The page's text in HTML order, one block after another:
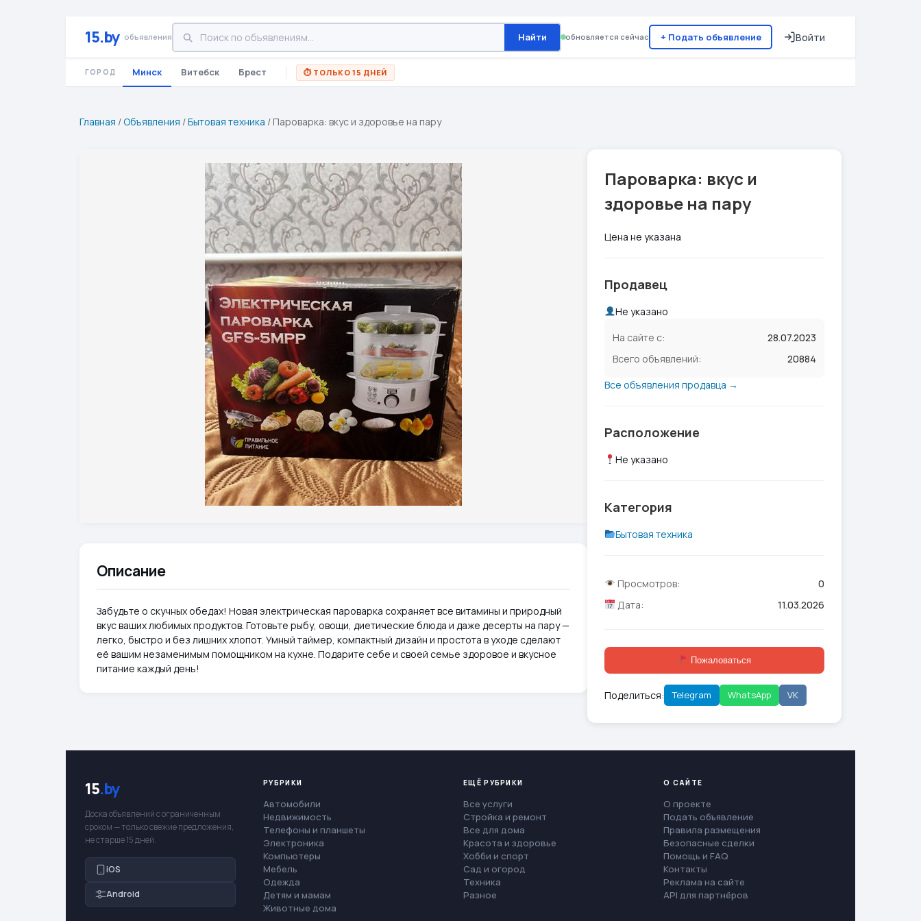
15.by объявления Найти обновляется сейчас + Подать объявление Войти
ГОРОД Минск Витебск Брест ⏱ ТОЛЬКО 15 ДНЕЙ
Главная /Объявления /Бытовая техника / Пароварка: вкус и здоровье на пару
Описание
Забудьте о скучных обедах! Новая электрическая пароварка сохраняет все витамины и природный
вкус ваших любимых продуктов. Готовьте рыбу, овощи, диетические блюда и даже десерты на пару —
легко, быстро и без лишних хлопот. Умный таймер, компактный дизайн и простота в уходе сделают
её вашим незаменимым помощником на кухне. Подарите себе и своей семье здоровое и вкусное
питание каждый день!
Пароварка: вкус и
здоровье на пару
Цена не указана
Продавец
Не указано
На сайте с:
28.07.2023
Всего объявлений:
20884
Все объявления продавца →
Расположение
Не указано
Категория
Бытовая техника
Просмотров:
0
Дата:
11.03.2026
Пожаловаться
Поделиться: Telegram WhatsApp VK
15.by
Доска объявлений с ограниченным
сроком — только свежие предложения,
не старше 15 дней.
iOS
Android
РУБРИКИ
Автомобили
Недвижимость
Телефоны и планшеты
Электроника
Компьютеры
Мебель
Одежда
Детям и мамам
Животные дома
ЕЩЁ РУБРИКИ
Все услуги
Стройка и ремонт
Все для дома
Красота и здоровье
Хобби и спорт
Сад и огород
Техника
Разное
О САЙТЕ
О проекте
Подать объявление
Правила размещения
Безопасные сделки
Помощь и FAQ
Контакты
Реклама на сайте
API для партнёров